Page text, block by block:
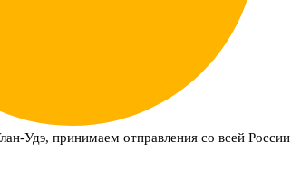
Удэ, принимаем отправления со всей России